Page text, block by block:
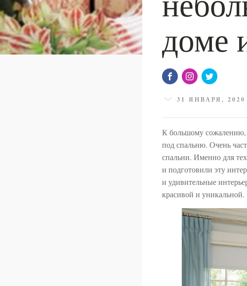
доме
31 ЯНВАРЯ, 2020
К большому сожалению,
под спальню. Очень
спальни. Именно для
и подготовили эту
и удивительные
красивой и уникальной.